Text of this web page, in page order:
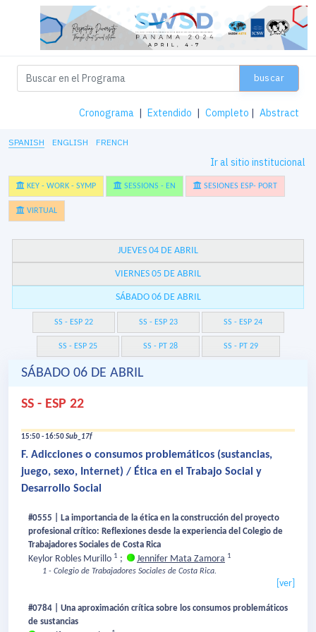
buscar
Cronograma | Extendido | Completo | Abstract
SPANISH ENGLISH FRENCH
Ir al sitio institucional
KEY - WORK - SYMP SESSIONS - EN SESIONES ESP- PORT
VIRTUAL
JUEVES 04 DE ABRIL
VIERNES 05 DE ABRIL
SÁBADO 06 DE ABRIL
SS - ESP 22 SS - ESP 23 SS - ESP 24
SS - ESP 25 SS - PT 28 SS - PT 29
SÁBADO 06 DE ABRIL
SS - ESP 22
15:50 - 16:50Sub_17f
F. Adicciones o consumos problemáticos (sustancias,
juego, sexo, Internet) / Ética en el Trabajo Social y
Desarrollo Social
#0555 | La importancia de la ética en la construcción del proyecto
profesional crítico: Reflexiones desde la experiencia del Colegio de
Trabajadores Sociales de Costa Rica
Keylor Robles Murillo 1 ; Jennifer Mata Zamora 1
1 - Colegio de Trabajadores Sociales de Costa Rica.
[ver]
#0784 | Una aproximación crítica sobre los consumos problemáticos
de sustancias